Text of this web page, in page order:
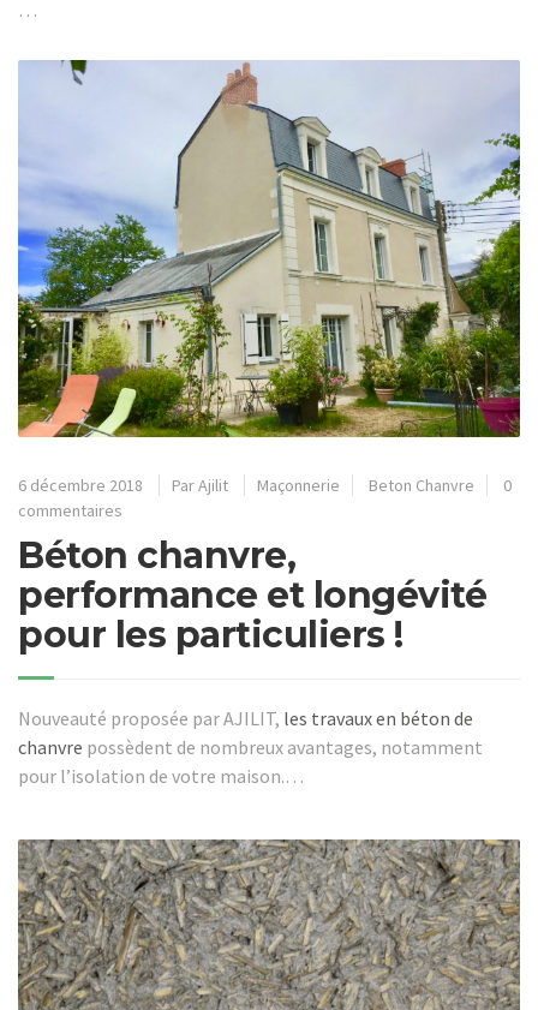
…
6 décembre 2018 ParAjilit Maçonnerie Beton Chanvre
0
commentaires
Béton chanvre,
performance et longévité
pour les particuliers !
Nouveauté proposée par AJILIT, les travaux en béton de
chanvre possèdent de nombreux avantages, notamment
pour l’isolation de votre maison.…